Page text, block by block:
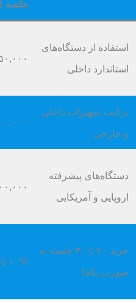
جلسه
استفاده از دستگاه‌های
استاندارد داخلی
۳۵۰,۰۰۰ تا
ترکیب تجهیزات داخلی
و خارجی
۵۰۰,۰۰۰ تا
دستگاه‌های پیشرفته
اروپایی و آمریکایی
۸۰۰,۰۰۰ تا
خرید ۲۰ تا ۳۰ جلسه به
صورت یکجا
۱۰% تا ۲۰% تخفیف